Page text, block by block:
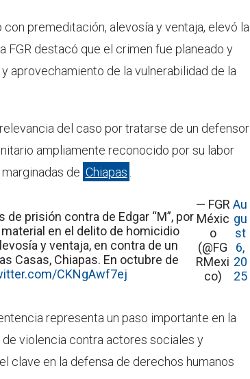
premeditación, alevosía y ventaja, elevó la
FGR destacó que el crimen fue planeado y
aprovechamiento de la vulnerabilidad de la
del caso por tratarse de un defensor
ampliamente reconocido por su labor
de Chiapas
prisión contra de Edgar “M”, por
en el delito de homicidio
y ventaja, en contra de un
Casas, Chiapas. En octubre de
CKNgAwf7ej
— FGR
Méxic
o
(@FG
RMexi
co)
Au
gu
st
6,
20
25
representa un paso importante en la
de violencia contra actores sociales y
clave en la defensa de derechos humanos